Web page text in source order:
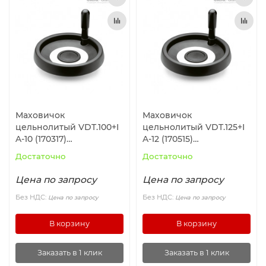
Маховичок
цельнолитый VDT.100+I
A-10 (170317)
Достаточно
Цена по запросу
Без НДС: Цена по запросу
В корзину
Заказать в 1 клик
Маховичок
цельнолитый VDT.125+I
A-12 (170515)
Достаточно
Цена по запросу
Без НДС: Цена по запросу
В корзину
Заказать в 1 клик